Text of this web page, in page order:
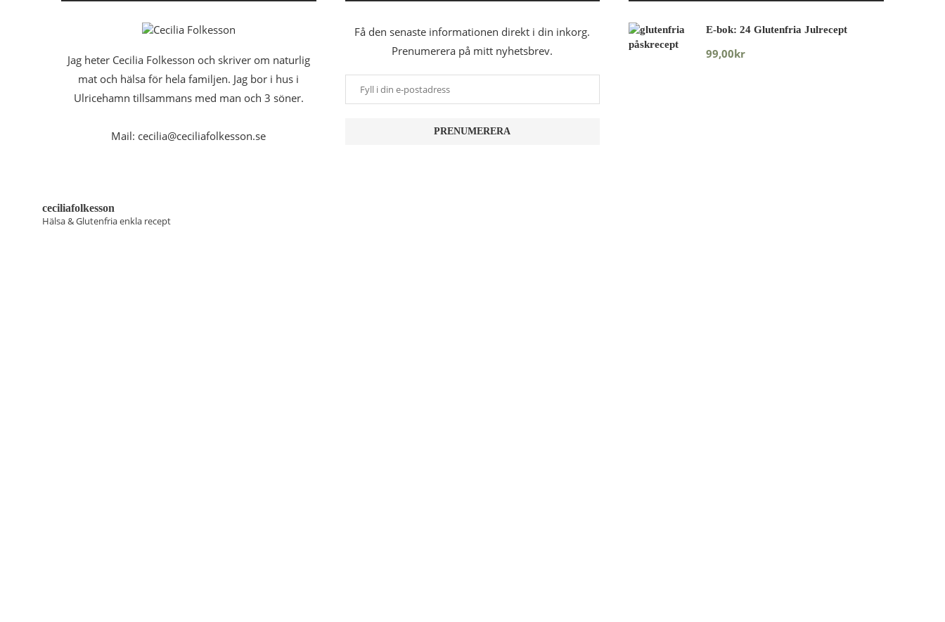
Jag heter Cecilia Folkesson och skriver om naturlig
mat och hälsa för hela familjen. Jag bor i hus i
Ulricehamn tillsammans med man och 3 söner.
Mail: cecilia@ceciliafolkesson.se
Få den senaste informationen direkt i din inkorg.
Prenumerera på mitt nyhetsbrev.
E-bok: 24 Glutenfria Julrecept
99,00kr
ceciliafolkesson
Hälsa & Glutenfria enkla recept